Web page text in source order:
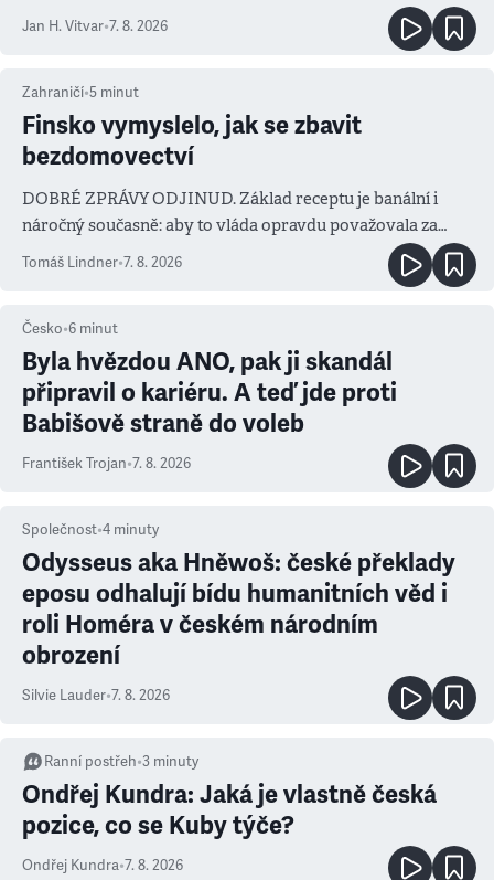
Jan H. Vitvar•7. 8. 2026
Zahraničí•5 minut
Finsko vymyslelo, jak se zbavit
bezdomovectví
DOBRÉ ZPRÁVY ODJINUD. Základ receptu je banální i
náročný současně: aby to vláda opravdu považovala za
Tomáš Lindner•7. 8. 2026
Česko•6 minut
Byla hvězdou ANO, pak ji skandál
připravil o kariéru. A teď jde proti
Babišově straně do voleb
František Trojan•7. 8. 2026
Společnost•4 minuty
Odysseus aka Hněwoš: české překlady
eposu odhalují bídu humanitních věd i
roli Homéra v českém národním
obrození
Silvie Lauder•7. 8. 2026
Ranní postřeh•3 minuty
Ondřej Kundra: Jaká je vlastně česká
pozice, co se Kuby týče?
Ondřej Kundra•7. 8. 2026